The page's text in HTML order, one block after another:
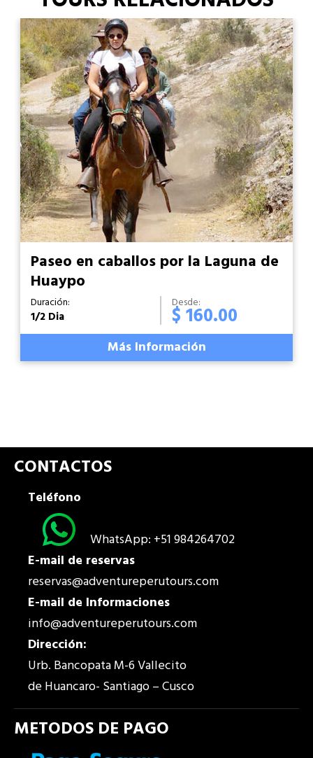
Paseo en caballos por la Laguna de
Huaypo
Duración:
1/2 Dia
Desde:
$ 160.00
Más Información
CONTACTOS
Teléfono
WhatsApp: +51 984264702
E-mail de reservas
reservas@adventureperutours.com
E-mail de Informaciones
info@adventureperutours.com
Dirección:
Urb. Bancopata M-6 Vallecito
de Huancaro- Santiago – Cusco
METODOS DE PAGO